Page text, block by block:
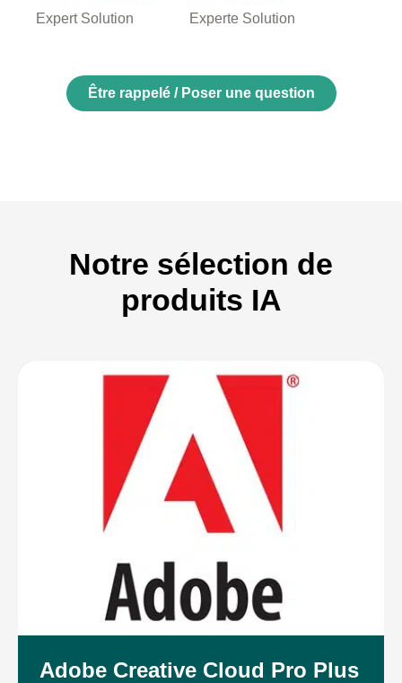
Expert Solution
Experte Solution
Être rappelé / Poser une question
Notre sélection de
produits IA
Adobe Creative Cloud Pro Plus